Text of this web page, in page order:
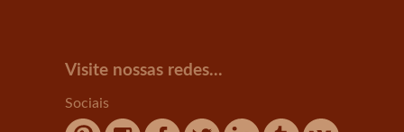
Visite nossas redes...
Sociais